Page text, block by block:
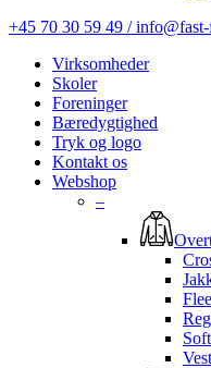
+45 70 30 59 49 /
Virksomheder
Skoler
Foreninger
Bæredygtighed
Tryk og logo
Kontakt os
Webshop
–